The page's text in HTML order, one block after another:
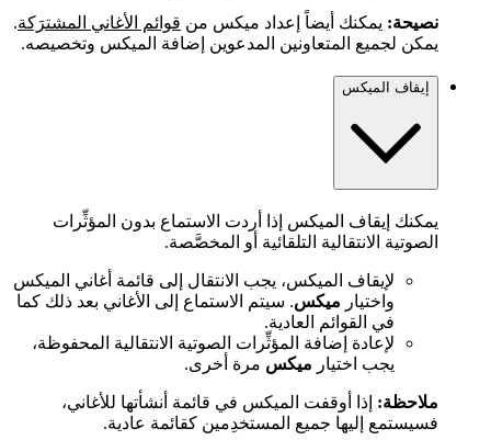
نصيحة: يمكنك أيضاً إعداد ميكس من قوائم الأغاني المشترَكة.
يمكن لجميع المتعاونين المدعوين إضافة الميكس وتخصيصه.
إيقاف الميكس
يمكنك إيقاف الميكس إذا أردت الاستماع بدون المؤثِّرات
الصوتية الانتقالية التلقائية أو المخصَّصة.
لإيقاف الميكس، يجب الانتقال إلى قائمة أغاني الميكس
واختيار ميكس. سيتم الاستماع إلى الأغاني بعد ذلك كما
في القوائم العادية.
لإعادة إضافة المؤثِّرات الصوتية الانتقالية المحفوظة،
يجب اختيار ميكس مرة أخرى.
ملاحظة: إذا أوقفت الميكس في قائمة أنشأتها للأغاني،
فسيستمع إليها جميع المستخدِمين كقائمة عادية.